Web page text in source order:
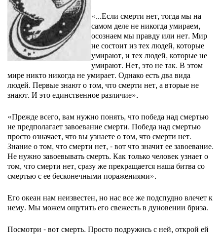
«...Если смерти нет, тогда мы на
самом деле не никогда умираем,
осознаем мы правду или нет. Мир
не состоит из тех людей, которые
умирают, и тех людей, которые не
умирают. Нет, это не так. В этом
мире никто никогда не умирает. Однако есть два вида
людей. Первые знают о том, что смерти нет, а вторые не
знают. И это единственное различие».
«Прежде всего, вам нужно понять, что победа над смертью
не предполагает завоевание смерти. Победа над смертью
просто означает, что вы узнаете о том, что смерти нет.
Знание о том, что смерти нет, - вот что значит ее завоевание.
Не нужно завоевывать смерть. Как только человек узнает о
том, что смерти нет, сразу же прекращается наша битва со
смертью с ее бесконечными поражениями».
Его океан нам неизвестен, но нас все же подспудно влечет к
нему. Мы можем ощутить его свежесть в дуновении бриза.
Посмотри - вот смерть. Просто подружись с ней, открой ей